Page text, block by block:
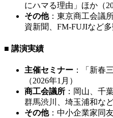
にハマる理由」ほか（
その他：東京商工会議
資新聞、FM-FUJIなど
■ 講演実績
主催セミナー ：「新春
（2026年1月）
商工会議所 ：岡山、千
群馬渋川、埼玉浦和な
その他：中小企業家同